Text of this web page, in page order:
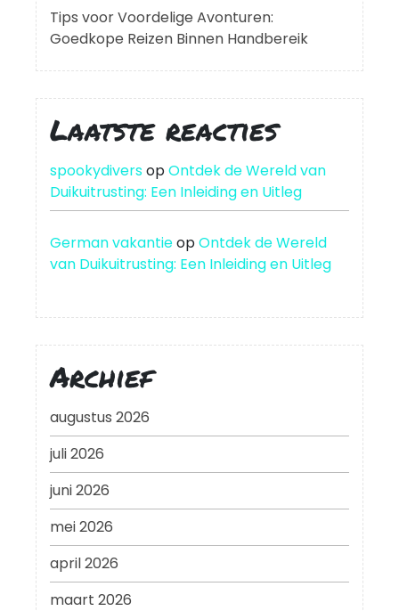
Tips voor Voordelige Avonturen:
Goedkope Reizen Binnen Handbereik
Laatste reacties
spookydiversopOntdek de Wereld van
Duikuitrusting: Een Inleiding en Uitleg
German vakantieopOntdek de Wereld
van Duikuitrusting: Een Inleiding en Uitleg
Archief
augustus 2026
juli 2026
juni 2026
mei 2026
april 2026
maart 2026